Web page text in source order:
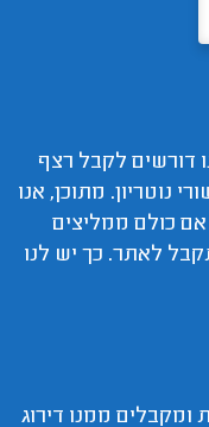
דורשים לקבל רצף
נוטריון. מתוכן, אנו
אם כולם ממליצים
לאתר. כך יש לנו
ומקבלים ממנו דירוג